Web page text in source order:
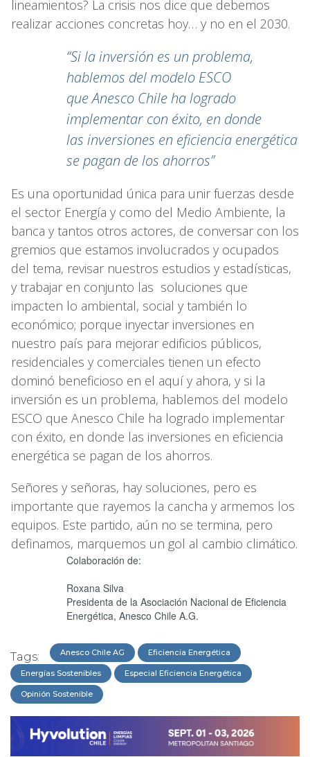
lineamientos? La crisis nos dice que debemos
realizar acciones concretas hoy… y no en el 2030.
“Si la inversión es un problema,
hablemos del modelo ESCO
que Anesco Chile ha logrado
implementar con éxito, en donde
las inversiones en eficiencia energética
se pagan de los ahorros”
Es una oportunidad única para unir fuerzas desde
el sector Energía y como del Medio Ambiente, la
banca y tantos otros actores, de conversar con los
gremios que estamos involucrados y ocupados
del tema, revisar nuestros estudios y estadísticas,
y trabajar en conjunto las soluciones que
impacten lo ambiental, social y también lo
económico; porque inyectar inversiones en
nuestro país para mejorar edificios públicos,
residenciales y comerciales tienen un efecto
dominó beneficioso en el aquí y ahora, y si la
inversión es un problema, hablemos del modelo
ESCO que Anesco Chile ha logrado implementar
con éxito, en donde las inversiones en eficiencia
energética se pagan de los ahorros.
Señores y señoras, hay soluciones, pero es
importante que rayemos la cancha y armemos los
equipos. Este partido, aún no se termina, pero
definamos, marquemos un gol al cambio climático.
Colaboración de:
Roxana Silva
Presidenta de la Asociación Nacional de Eficiencia
Energética, Anesco Chile A.G.
Tags: Anesco Chile AG Eficiencia Energética
Energías Sostenibles Especial Eficiencia Energética
Opinión Sostenible